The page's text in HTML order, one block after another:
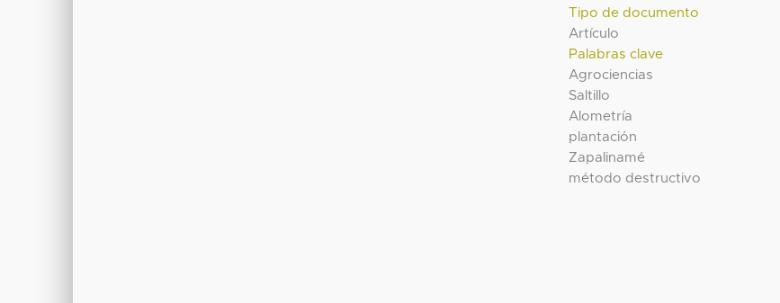
Tipo de documento
Artículo
Palabras clave
Agrociencias
Saltillo
Alometría
plantación
Zapalinamé
método destructivo